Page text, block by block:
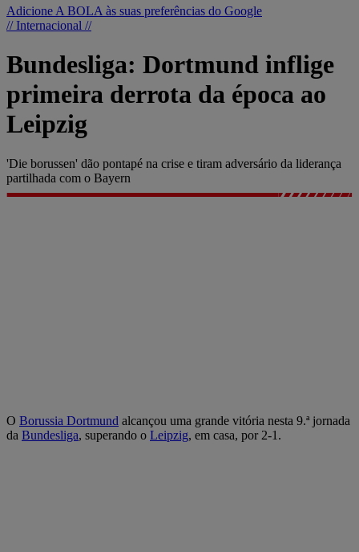
Adicione A BOLA às suas preferências do Google
// Internacional //
Bundesliga: Dortmund inflige
primeira derrota da época ao
Leipzig
'Die borussen' dão pontapé na crise e tiram adversário da liderança
partilhada com o Bayern
O Borussia Dortmund alcançou uma grande vitória nesta 9.ª jornada
da Bundesliga, superando o Leipzig, em casa, por 2-1.